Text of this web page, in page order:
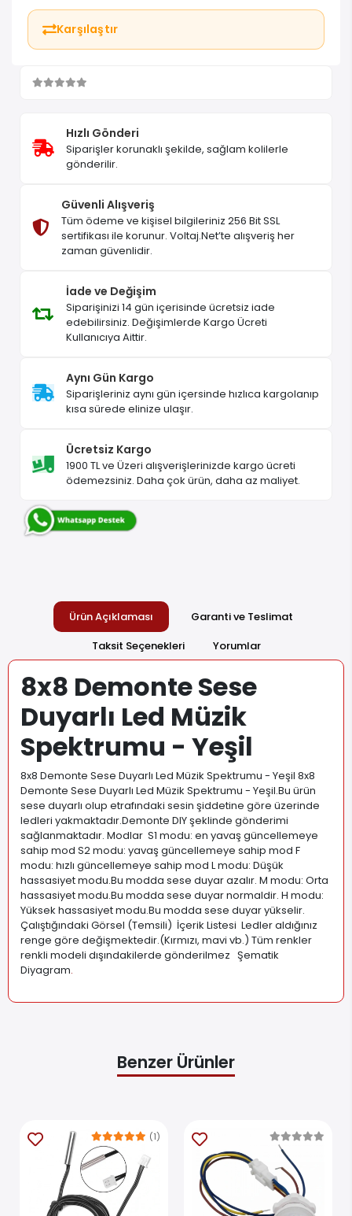
Karşılaştır
Hızlı Gönderi
Siparişler korunaklı şekilde, sağlam kolilerle
gönderilir.
Güvenli Alışveriş
Tüm ödeme ve kişisel bilgileriniz 256 Bit SSL
sertifikası ile korunur. Voltaj.Net’te alışveriş her
zaman güvenlidir.
İade ve Değişim
Siparişinizi 14 gün içerisinde ücretsiz iade
edebilirsiniz. Değişimlerde Kargo Ücreti
Kullanıcıya Aittir.
Aynı Gün Kargo
Siparişleriniz aynı gün içersinde hızlıca kargolanıp
kısa sürede elinize ulaşır.
Ücretsiz Kargo
1900 TL ve Üzeri alışverişlerinizde kargo ücreti
ödemezsiniz. Daha çok ürün, daha az maliyet.
Ürün Açıklaması
Garanti ve Teslimat
Taksit Seçenekleri
Yorumlar
8x8 Demonte Sese
Duyarlı Led Müzik
Spektrumu - Yeşil
8x8 Demonte Sese Duyarlı Led Müzik Spektrumu - Yeşil 8x8
Demonte Sese Duyarlı Led Müzik Spektrumu - Yeşil.Bu ürün
sese duyarlı olup etrafındaki sesin şiddetine göre üzerinde
ledleri yakmaktadır.Demonte DIY şeklinde gönderimi
sağlanmaktadır. Modlar S1 modu: en yavaş güncellemeye
sahip mod S2 modu: yavaş güncellemeye sahip mod F
modu: hızlı güncellemeye sahip mod L modu: Düşük
hassasiyet modu.Bu modda sese duyar azalır. M modu: Orta
hassasiyet modu.Bu modda sese duyar normaldir. H modu:
Yüksek hassasiyet modu.Bu modda sese duyar yükselir.
Çalıştığındaki Görsel (Temsili) İçerik Listesi Ledler aldığınız
renge göre değişmektedir.(Kırmızı, mavi vb.) Tüm renkler
renkli modeli dışındakilerde gönderilmez Şematik
Diyagram.
Benzer Ürünler
(1)